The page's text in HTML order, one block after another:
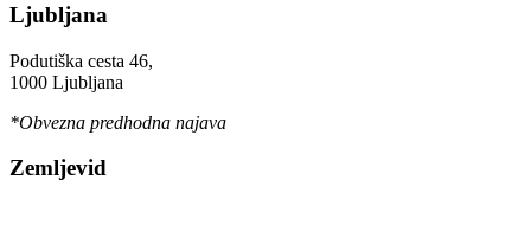
Ljubljana
Podutiška cesta 46,
1000 Ljubljana
*Obvezna predhodna najava
Zemljevid